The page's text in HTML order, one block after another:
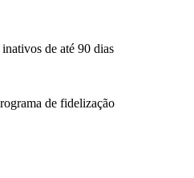
de até 90 dias
de fidelização